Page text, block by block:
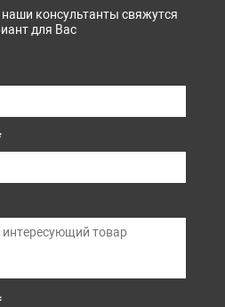
консультанты свяжутся
для Вас